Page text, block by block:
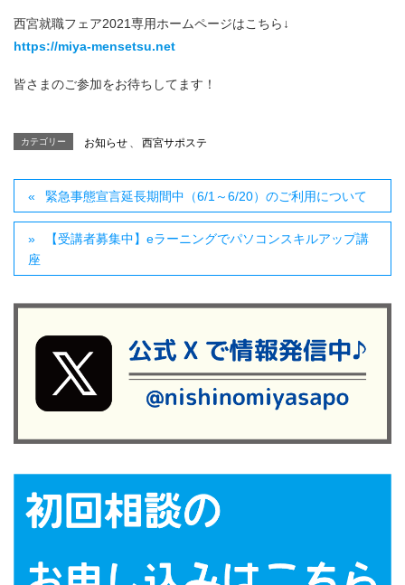
西宮就職フェア2021専用ホームページはこちら↓
https://miya-mensetsu.net
皆さまのご参加をお待ちしてます！
カテゴリー お知らせ 西宮サポステ
緊急事態宣言延長期間中（6/1～6/20）のご利用について
【受講者募集中】eラーニングでパソコンスキルアップ講
座